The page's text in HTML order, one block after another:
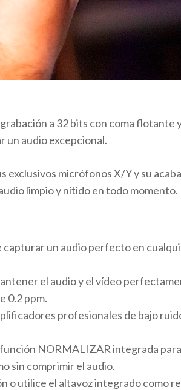
a 32 bits con coma flotante
un audio excepcional.
exclusivos micrófonos X/Y y su
limpio y nítido en todo momento.
un audio perfecto en
el audio y el vídeo
0.2 ppm.
profesionales de bajo
NORMALIZAR integrada
sin comprimir el audio.
o utilice el altavoz integrado como